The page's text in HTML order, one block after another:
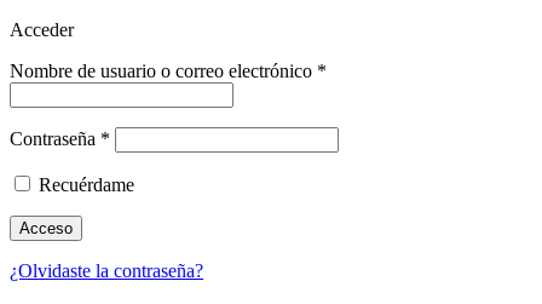
Acceder
Nombre de usuario o correo electrónico *
Contraseña *
Recuérdame
Acceso
¿Olvidaste la contraseña?